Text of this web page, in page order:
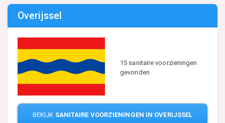
Overijssel
15 sanitaire voorzieningen
gevonden
BEKIJK SANITAIRE VOORZIENINGEN IN OVERIJSSEL